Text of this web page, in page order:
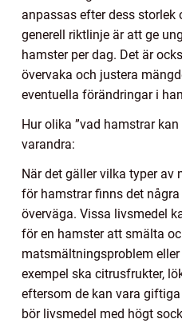
anpassas efter dess storlek
generell riktlinje är att ge
hamster per dag. Det är
övervaka och justera
eventuella förändringar i
Hur olika ”vad hamstrar
varandra:
När det gäller vilka typer av
för hamstrar finns det
överväga. Vissa livsmedel
för en hamster att smälta
matsmältningsproblem
exempel ska citrusfrukter,
eftersom de kan vara
bör livsmedel med högt